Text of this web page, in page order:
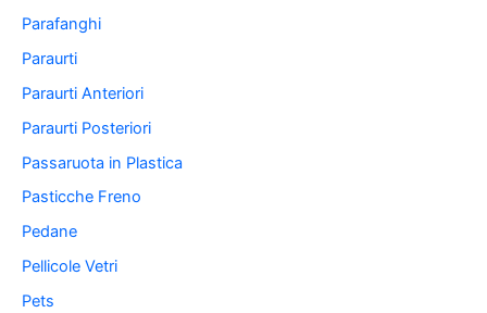
Parafanghi
Paraurti
Paraurti Anteriori
Paraurti Posteriori
Passaruota in Plastica
Pasticche Freno
Pedane
Pellicole Vetri
Pets